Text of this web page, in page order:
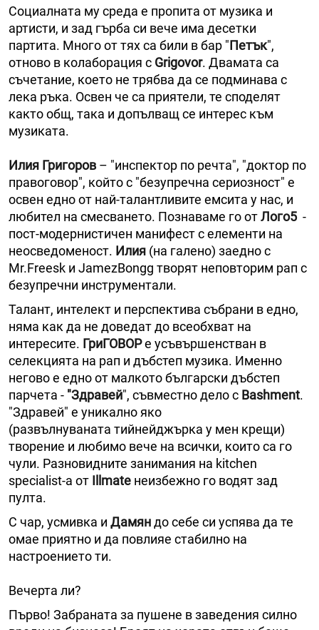
Социалната му среда е пропита от музика и
артисти, и зад гърба си вече има десетки
партита. Много от тях са били в бар "Петък",
отново в колаборация с Grigovor. Двамата са
съчетание, което не трябва да се подминава с
лека ръка. Освен че са приятели, те споделят
както общ, така и допълващ се интерес към
музиката.
Илия Григоров – "инспектор по речта", "доктор по
правоговор", който с "безупречна сериозност" е
освен едно от най-талантливите емсита у нас, и
любител на смесването. Познаваме го отЛого5-
пост-модернистичен манифест с елементи на
неосведоменост. Илия (на галено) заедно с
Mr.Freesk и JamezBongg творят неповторим рап с
безупречни инструментали.
Талант, интелект и перспектива събрани в едно,
няма как да не доведат до всеобхват на
интересите. ГриГОВОРе усъвършенстван в
селекцията на рап и дъбстеп музика. Именно
негово е едно от малкото български дъбстеп
парчета - "Здравей", съвместно дело с Bashment.
"Здравей" е уникално яко
(развълнуваната тийнейджърка у мен крещи)
творение и любимо вече на всички, които са го
чули. Разновидните занимания на kitchen
specialist-а от Illmate неизбежно го водят зад
пулта.
С чар, усмивка и Дамяндо себе си успява да те
омае приятно и да повлияе стабилно на
настроението ти.
Вечерта ли?
Първо! Забраната за пушене в заведения силно